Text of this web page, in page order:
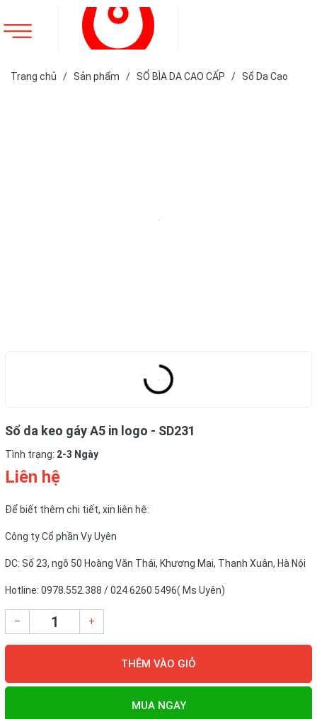
Trang chủ / Sản phẩm / SỔ BÌA DA CAO CẤP / Sổ Da Cao
Sổ da keo gáy A5 in logo - SD231
Tình trạng: 2-3 Ngày
Liên hệ
Để biết thêm chi tiết, xin liên hệ:
Công ty Cổ phần Vy Uyên
DC: Số 23, ngõ 50 Hoàng Văn Thái, Khương Mai, Thanh Xuân, Hà Nội
Hotline: 0978.552.388 / 024 6260 5496( Ms Uyên)
– +
THÊM VÀO GIỎ
MUA NGAY